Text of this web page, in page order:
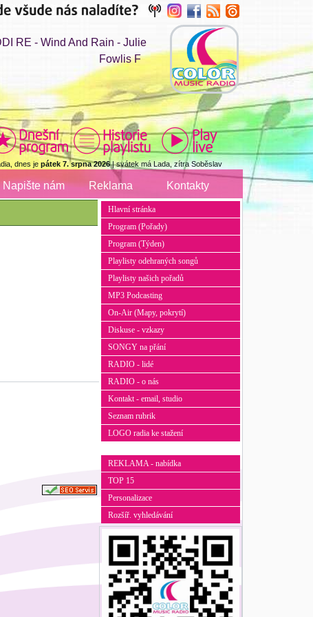
RE - Wind And Rain - Julie
Fowlis F
dnes je pátek 7. srpna 2026| svátek má Lada, zítra Soběslav
Napište nám Reklama Kontakty
Hlavní stránka
Program (Pořady)
Program (Týden)
Playlisty odehraných songů
Playlisty našich pořadů
MP3 Podcasting
On-Air (Mapy, pokrytí)
Diskuse - vzkazy
SONGY na přání
RADIO - lidé
RADIO - o nás
Kontakt - email, studio
Seznam rubrik
LOGO radia ke stažení
REKLAMA - nabídka
TOP 15
Personalizace
Rozšíř. vyhledávání